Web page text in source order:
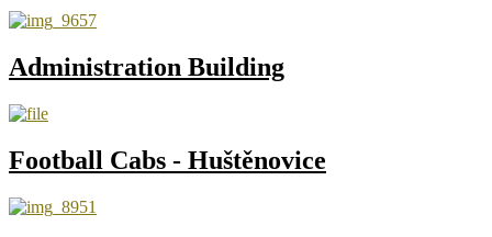
Administration Building
Football Cabs - Huštěnovice